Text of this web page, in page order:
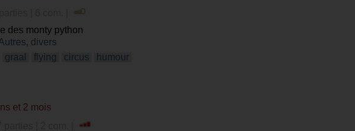
des monty python
divers
graal flying circus humour
et 2 mois